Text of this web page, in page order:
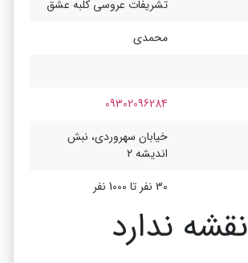
تشریفات عروسی کلبه عشق
محمدی
09302096284
خیابان سهروردی، نبش
اندیشه ۲
30 نفر تا 1000 نفر
نقشه ندارد